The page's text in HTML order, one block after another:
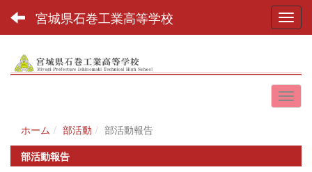
宮城県石巻工業高等学校
ホーム 部活動
部活動報告
部活動報告